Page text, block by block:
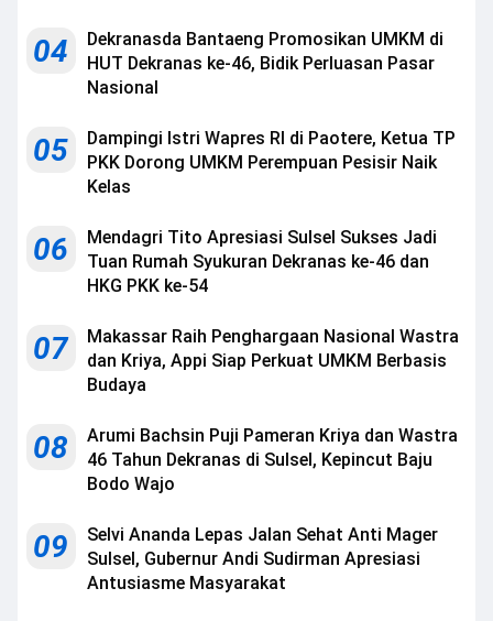
04
Dekranasda Bantaeng Promosikan UMKM di
HUT Dekranas ke-46, Bidik Perluasan Pasar
Nasional
05
Dampingi Istri Wapres RI di Paotere, Ketua TP
PKK Dorong UMKM Perempuan Pesisir Naik
Kelas
06
Mendagri Tito Apresiasi Sulsel Sukses Jadi
Tuan Rumah Syukuran Dekranas ke-46 dan
HKG PKK ke-54
07
Makassar Raih Penghargaan Nasional Wastra
dan Kriya, Appi Siap Perkuat UMKM Berbasis
Budaya
08
Arumi Bachsin Puji Pameran Kriya dan Wastra
46 Tahun Dekranas di Sulsel, Kepincut Baju
Bodo Wajo
09
Selvi Ananda Lepas Jalan Sehat Anti Mager
Sulsel, Gubernur Andi Sudirman Apresiasi
Antusiasme Masyarakat